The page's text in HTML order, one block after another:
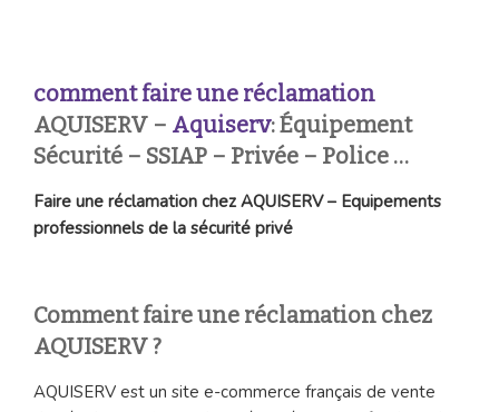
comment faire une réclamation
AQUISERV – Aquiserv: Équipement
Sécurité – SSIAP – Privée – Police …
Faire une réclamation chez AQUISERV – Equipements
professionnels de la sécurité privé
Comment faire une réclamation chez
AQUISERV ?
AQUISERV est un site e-commerce français de vente